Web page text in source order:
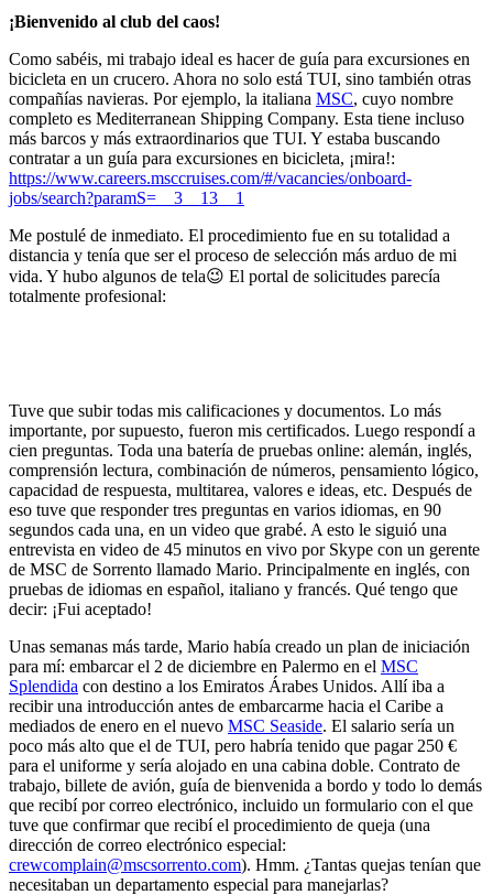
¡Bienvenido al club del caos!
Como sabéis, mi trabajo ideal es hacer de guía para excursiones en
bicicleta en un crucero. Ahora no solo está TUI, sino también otras
compañías navieras. Por ejemplo, la italiana MSC, cuyo nombre
completo es Mediterranean Shipping Company. Esta tiene incluso
más barcos y más extraordinarios que TUI. Y estaba buscando
contratar a un guía para excursiones en bicicleta, ¡mira!:
https://www.careers.msccruises.com/#/vacancies/onboard-
jobs/search?paramS=__3__13__1
Me postulé de inmediato. El procedimiento fue en su totalidad a
distancia y tenía que ser el proceso de selección más arduo de mi
vida. Y hubo algunos de tela😉 El portal de solicitudes parecía
totalmente profesional:
Tuve que subir todas mis calificaciones y documentos. Lo más
importante, por supuesto, fueron mis certificados. Luego respondí a
cien preguntas. Toda una batería de pruebas online: alemán, inglés,
comprensión lectura, combinación de números, pensamiento lógico,
capacidad de respuesta, multitarea, valores e ideas, etc. Después de
eso tuve que responder tres preguntas en varios idiomas, en 90
segundos cada una, en un video que grabé. A esto le siguió una
entrevista en video de 45 minutos en vivo por Skype con un gerente
de MSC de Sorrento llamado Mario. Principalmente en inglés, con
pruebas de idiomas en español, italiano y francés. Qué tengo que
decir: ¡Fui aceptado!
Unas semanas más tarde, Mario había creado un plan de iniciación
para mí: embarcar el 2 de diciembre en Palermo en el MSC
Splendida con destino a los Emiratos Árabes Unidos. Allí iba a
recibir una introducción antes de embarcarme hacia el Caribe a
mediados de enero en el nuevo MSC Seaside. El salario sería un
poco más alto que el de TUI, pero habría tenido que pagar 250 €
para el uniforme y sería alojado en una cabina doble. Contrato de
trabajo, billete de avión, guía de bienvenida a bordo y todo lo demás
que recibí por correo electrónico, incluido un formulario con el que
tuve que confirmar que recibí el procedimiento de queja (una
dirección de correo electrónico especial:
crewcomplain@mscsorrento.com). Hmm. ¿Tantas quejas tenían que
necesitaban un departamento especial para manejarlas?